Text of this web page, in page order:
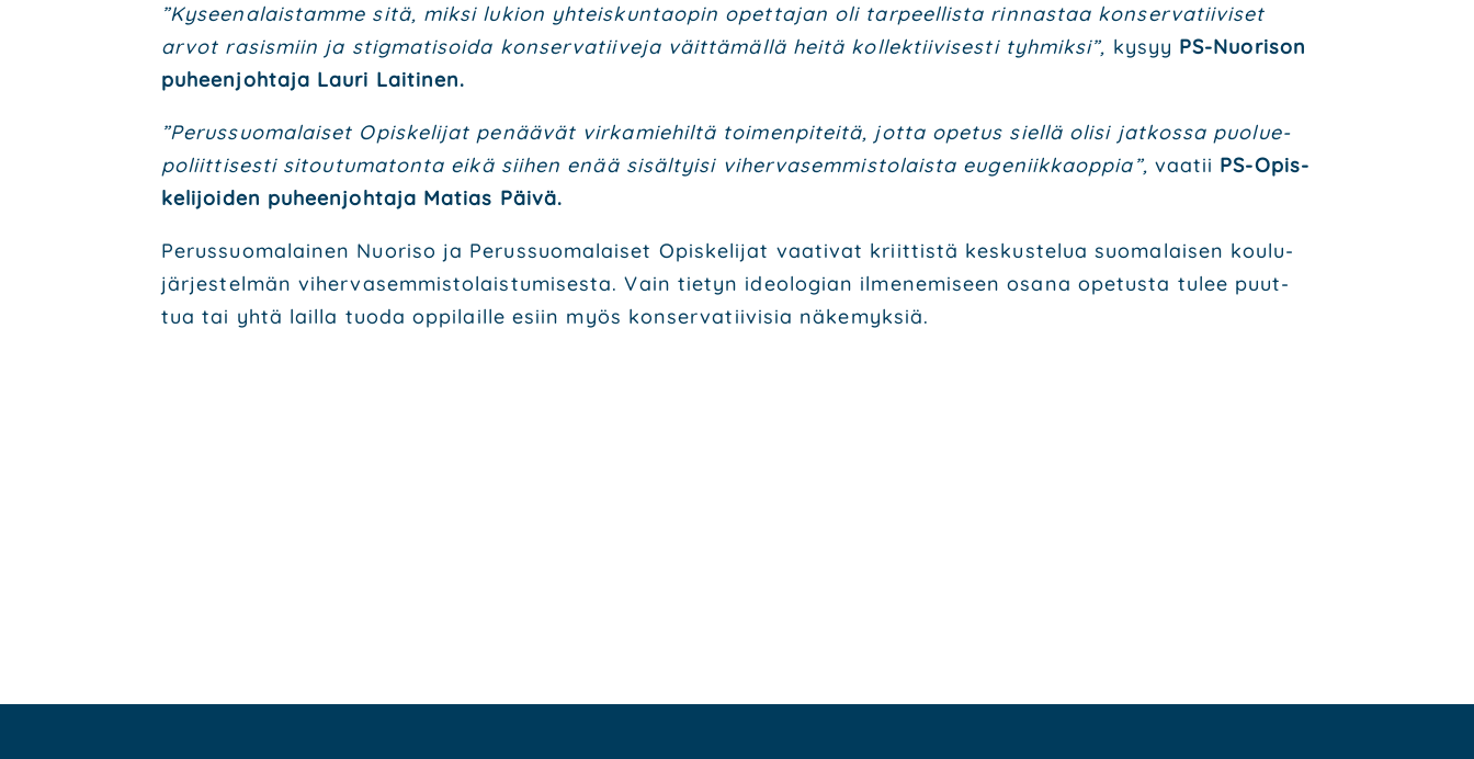
”Kysee­na­lais­tam­me sitä, mik­si lukion yhteis­kun­tao­pin opet­ta­jan oli tar­peel­lis­ta rin­nas­taa kon­ser­va­tii­vi­set
arvot rasis­miin ja stig­ma­ti­soi­da kon­ser­va­tii­ve­ja väit­tä­mäl­lä hei­tä kol­lek­tii­vi­ses­ti tyh­mik­si”, kysyy PS-Nuo­ri­son
puheen­joh­ta­ja Lau­ri Lai­ti­nen.
”Perus­suo­ma­lai­set Opis­ke­li­jat penää­vät vir­ka­mie­hil­tä toi­men­pi­tei­tä, jot­ta ope­tus siel­lä oli­si jat­kos­sa puo­lue­
po­liit­ti­ses­ti sitou­tu­ma­ton­ta eikä sii­hen enää sisäl­tyi­si viher­va­sem­mis­to­lais­ta euge­niik­kaop­pia”, vaa­tii PS-Opis­
ke­li­joi­den puheen­joh­ta­ja Matias Päi­vä.
Perus­suo­ma­lai­nen Nuo­ri­so ja Perus­suo­ma­lai­set Opis­ke­li­jat vaa­ti­vat kriit­tis­tä kes­kus­te­lua suo­ma­lai­sen kou­lu­
jär­jes­tel­män viher­va­sem­mis­to­lais­tu­mi­ses­ta. Vain tie­tyn ideo­lo­gian ilme­ne­mi­seen osa­na ope­tus­ta tulee puut­
tua tai yhtä lail­la tuo­da oppi­lail­le esiin myös kon­ser­va­tii­vi­sia näke­myk­siä.